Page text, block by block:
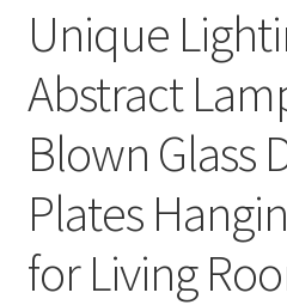
Unique
Abstract
Blown Glass
Plates
for Living